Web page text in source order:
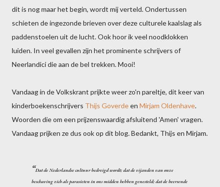
dit is nog maar het begin, wordt mij verteld. Ondertussen
schieten de ingezonde brieven over deze culturele kaalslag als
paddenstoelen uit de lucht. Ook hoor ik veel noodklokken
luiden. In veel gevallen zijn het prominente schrijvers of
Neerlandici die aan de bel trekken. Mooi!
Vandaag in de Volkskrant prijkte weer zo'n pareltje, dit keer van
kinderboekenschrijvers Thijs Goverdeen Mirjam Oldenhave.
Woorden die om een prijzenswaardig afsluitend 'Amen' vragen.
Vandaag prijken ze dus ook op dit blog. Bedankt, Thijs en Mirjam.
Dat de Nederlandse cultuur bedreigd wordt; dat de vijanden van onze
beschaving zich als parasieten in ons midden hebben genesteld; dat de heersende